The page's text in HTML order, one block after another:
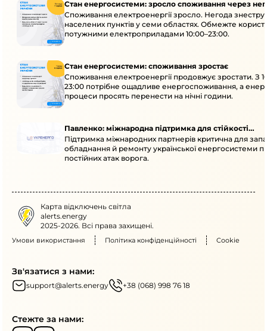
Стан енергосистеми: зросло споживання через
Споживання електроенергії зросло. Негода
населених пунктів у семи областях. Обмежте
потужними електроприладами 10:00–23:00.
Стан енергосистеми: споживання зростає
Споживання електроенергії продовжує зростати. З
23:00 потрібне ощадливе енергоспоживання, а
процеси просять перенести на нічні години.
Павленко: міжнародна підтримка для стійкості
енергосистеми
Підтримка міжнародних партнерів критична для
обладнання й ремонту української енергосистеми
постійних атак ворога.
Карта відключень світла
alerts.energy
2025-2026. Всі права захищені.
Умови використання Політика конфіденційності Cookie
Зв'язатися з нами:
support@alerts.energy +38 (068) 998 76 18
Стежте за нами: